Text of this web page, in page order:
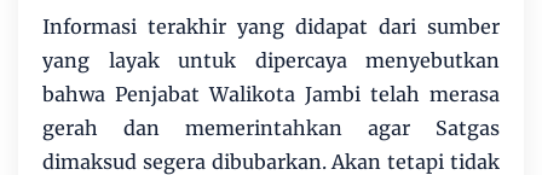
Informasi terakhir yang didapat dari sumber
yang layak untuk dipercaya menyebutkan
bahwa Penjabat Walikota Jambi telah merasa
gerah dan memerintahkan agar Satgas
dimaksud segera dibubarkan. Akan tetapi tidak